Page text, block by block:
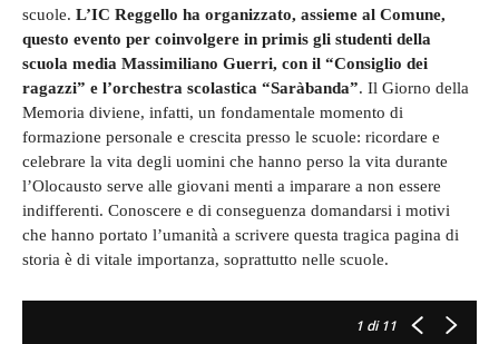
scuole. L’IC Reggello ha organizzato, assieme al Comune,
questo evento per coinvolgere in primis gli studenti della
scuola media Massimiliano Guerri, con il “Consiglio dei
ragazzi” e l’orchestra scolastica “Saràbanda”. Il Giorno della
Memoria diviene, infatti, un fondamentale momento di
formazione personale e crescita presso le scuole: ricordare e
celebrare la vita degli uomini che hanno perso la vita durante
l’Olocausto serve alle giovani menti a imparare a non essere
indifferenti. Conoscere e di conseguenza domandarsi i motivi
che hanno portato l’umanità a scrivere questa tragica pagina di
storia è di vitale importanza, soprattutto nelle scuole.
1 di 11